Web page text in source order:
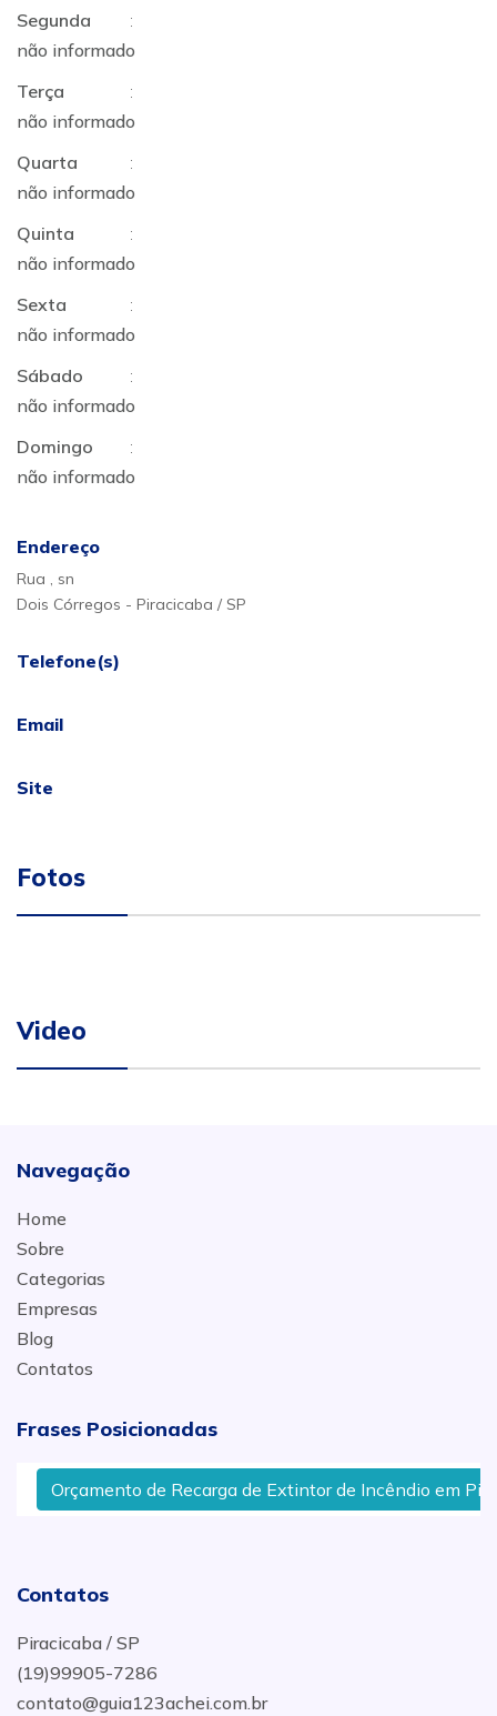
Segunda
:
não informado
Terça
:
não informado
Quarta
:
não informado
Quinta
:
não informado
Sexta
:
não informado
Sábado
:
não informado
Domingo
:
não informado
Endereço
Rua , sn
Dois Córregos - Piracicaba / SP
Telefone(s)
Email
Site
Fotos
Video
Navegação
Home
Sobre
Categorias
Empresas
Blog
Contatos
Frases Posicionadas
Orçamento de Recarga de Extintor de Incêndio em
Contatos
Piracicaba / SP
(19)99905-7286
contato@guia123achei.com.br